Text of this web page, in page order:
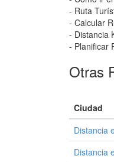
- Ruta
- Calcular
- Distancia
- Planificar
Otras
Ciudad
Distancia
Distancia